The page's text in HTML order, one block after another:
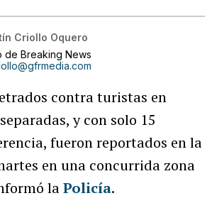
Criollo Oquero
de Breaking News
contra turistas en
y con solo 15
fueron reportados en la
en una concurrida zona
laPolicía.